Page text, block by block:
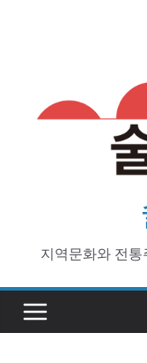
지역문화와 전